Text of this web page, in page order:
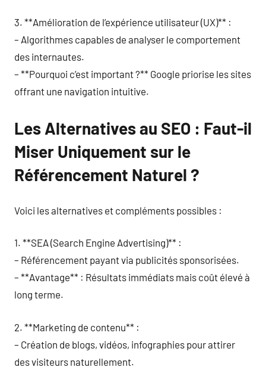
3. **Amélioration de l’expérience utilisateur (UX)** :
– Algorithmes capables de analyser le comportement
des internautes.
– **Pourquoi c’est important ?** Google priorise les sites
offrant une navigation intuitive.
Les Alternatives au SEO : Faut-il
Miser Uniquement sur le
Référencement Naturel ?
Voici les alternatives et compléments possibles :
1. **SEA (Search Engine Advertising)** :
– Référencement payant via publicités sponsorisées.
– **Avantage** : Résultats immédiats mais coût élevé à
long terme.
2. **Marketing de contenu** :
– Création de blogs, vidéos, infographies pour attirer
des visiteurs naturellement.